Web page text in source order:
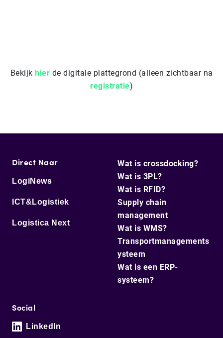
Bekijk hier de digitale plattegrond (alleen zichtbaar na
registratie)
Direct Naar
LogiNews
ICT&Logistiek
Logistica Next
Wat is crossdocking?
Wat is 3PL?
Wat is RFID?
Supply chain
management
Wat is WMS?
Transportmanagements
ysteem
Wat is een ERP-
systeem?
Social
LinkedIn